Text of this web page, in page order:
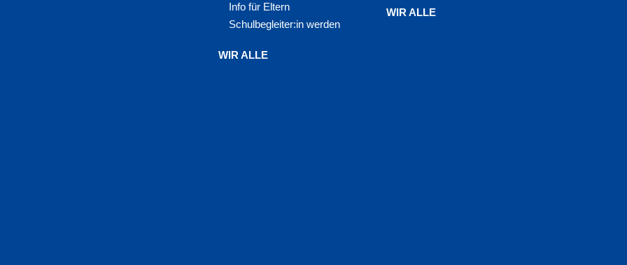
Info für Eltern
Schulbegleiter:in werden
WIR ALLE
WIR ALLE